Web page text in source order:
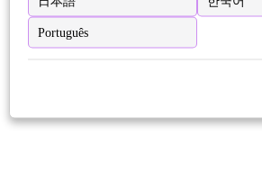
Português